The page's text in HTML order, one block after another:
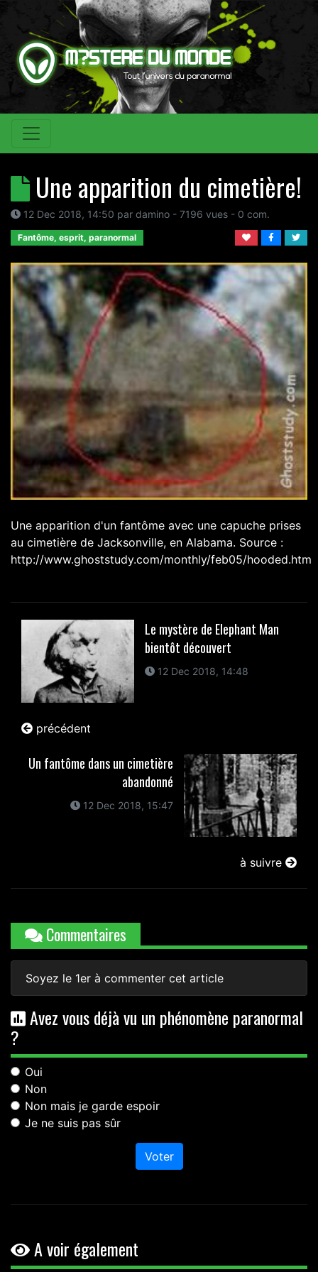
Une apparition du cimetière!
12 Dec 2018, 14:50 par damino - 7196 vues - 0 com.
Fantôme, esprit, paranormal
Une apparition d'un fantôme avec une capuche prises
au cimetière de Jacksonville, en Alabama. Source :
http://www.ghoststudy.com/monthly/feb05/hooded.htm
Le mystère de Elephant Man
bientôt découvert
12 Dec 2018, 14:48
précédent
Un fantôme dans un cimetière
abandonné
12 Dec 2018, 15:47
à suivre
Commentaires
Soyez le 1er à commenter cet article
Avez vous déjà vu un phénomène paranormal
?
Oui
Non
Non mais je garde espoir
Je ne suis pas sûr
Voter
A voir également